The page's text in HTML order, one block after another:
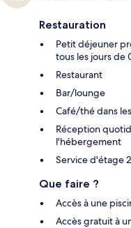
Restauration
Petit déjeuner
tous les jours de
Restaurant
Bar/lounge
Café/thé dans
Réception
l'hébergement
Service d'étage
Que faire ?
Accès à une
Accès gratuit à